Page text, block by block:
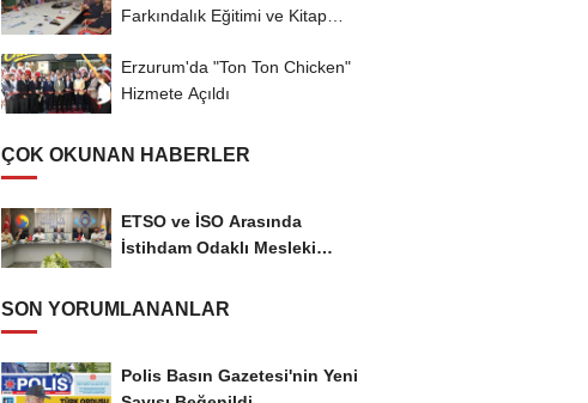
Farkındalık Eğitimi ve Kitap
Erzurum'da "Ton Ton Chicken"
Hizmete Açıldı
ÇOK OKUNAN HABERLER
ETSO ve İSO Arasında
İstihdam Odaklı Mesleki
SON YORUMLANANLAR
Polis Basın Gazetesi'nin Yeni